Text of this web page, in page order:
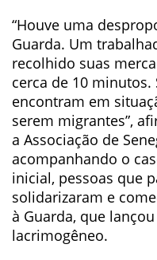
“Houve uma
Guarda. Um
recolhido suas
cerca de 10
encontram em
serem migrantes”,
a Associação de
acompanhando o
inicial, pessoas que
solidarizaram e
à Guarda, que
lacrimogêneo.